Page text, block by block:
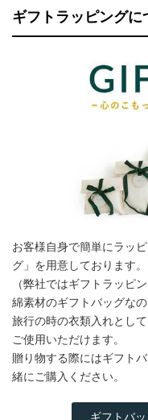
ギフトラッピングに
お客様自身で簡単にラッ
グ」を用意しております。
（弊社ではギフトラッピ
綿素材のギフトバッグな
旅行の時の衣類入れとし
ご使用いただけます。
贈り物する際にはギフト
緒にご購入ください。
ギフトバ